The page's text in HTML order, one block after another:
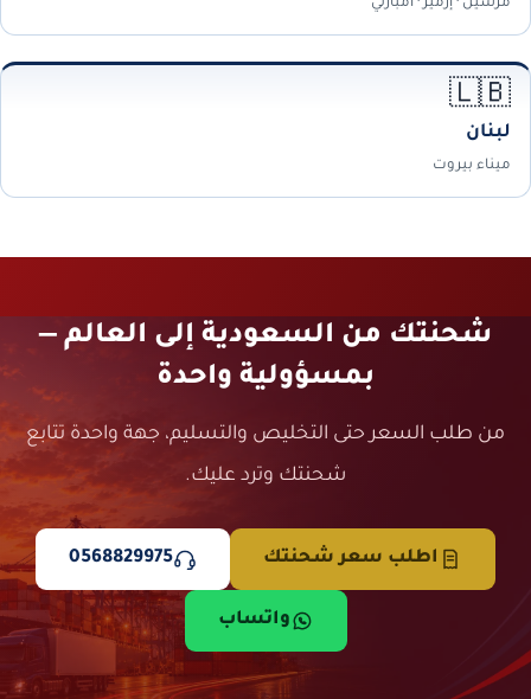
🇱🇧
لبنان
ميناء بيروت
شحنتك من السعودية إلى العالم —
بمسؤولية واحدة
من طلب السعر حتى التخليص والتسليم، جهة واحدة تتابع
شحنتك وترد عليك.
اطلب سعر شحنتك 0568829975
واتساب